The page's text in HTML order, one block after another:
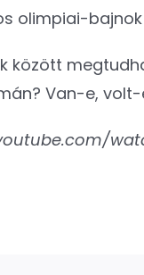
olimpiai-
között
Van-e,